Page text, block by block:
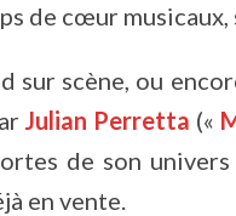
de cœur
sur scène, ou
Julian Perretta («
de son
en vente.